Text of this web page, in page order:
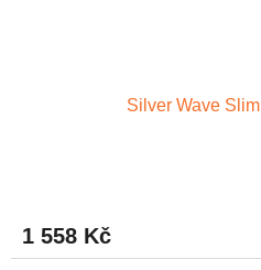
Silver Wave
1 558 Kč